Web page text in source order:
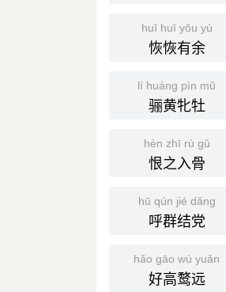
huī huī yǒu yú
恢恢有余
lí huáng pìn mǔ
骊黄牝牡
hèn zhī rù gǔ
恨之入骨
hū qún jié dǎng
呼群结党
hǎo gāo wù yuǎn
好高鹜远